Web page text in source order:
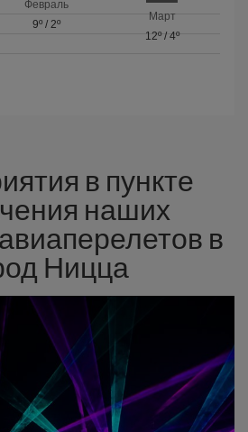
Февраль
9º/ 2º
Март
12º/ 4º
в пункте
наших
в
Ницца